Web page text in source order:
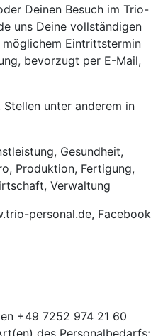
Deinen Besuch im Trio-
uns Deine vollständigen
Eintrittstermin
bevorzugt per E-Mail,
unter anderem in
Gesundheit,
Produktion, Fertigung,
Verwaltung
personal.de, Facebook
+49 7252 974 21 60
des Personalbedarfs: